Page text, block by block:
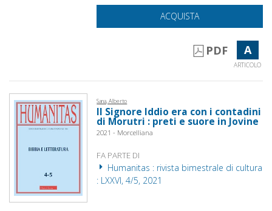
ACQUISTA
PDF A
ARTICOLO
Sana, Alberto
Il Signore Iddio era con i contadini
di Morutri : preti e suore in Jovine
2021 - Morcelliana
FA PARTE DI
Humanitas : rivista bimestrale di cultura
: LXXVI, 4/5, 2021